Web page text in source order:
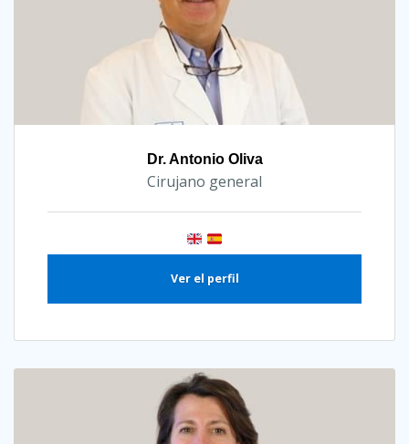
Dr. Antonio Oliva
Cirujano general
Ver el perfil